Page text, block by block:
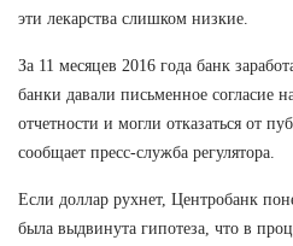
эти лекарства слишком низкие.
За 11 месяцев 2016 года банк
банки давали письменное согласие
отчетности и могли отказаться от
сообщает пресс-служба регулятора.
Если доллар рухнет, Центробанк
была выдвинута гипотеза, что в